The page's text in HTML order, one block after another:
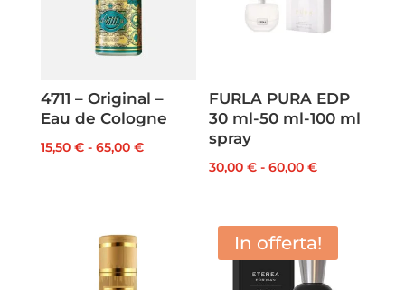
4711 – Original –
Eau de Cologne
15,50 € - 65,00 €Fascia
FURLA PURA EDP
30 ml-50 ml-100 ml
spray
30,00€ - 60,00€Fascia
da
30,00 €
a
In offerta!